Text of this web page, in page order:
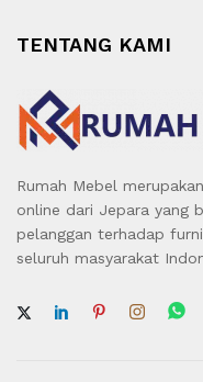
TENTANG KAMI
Rumah Mebel
online dari Jepara yang
pelanggan terhadap
seluruh masyarakat